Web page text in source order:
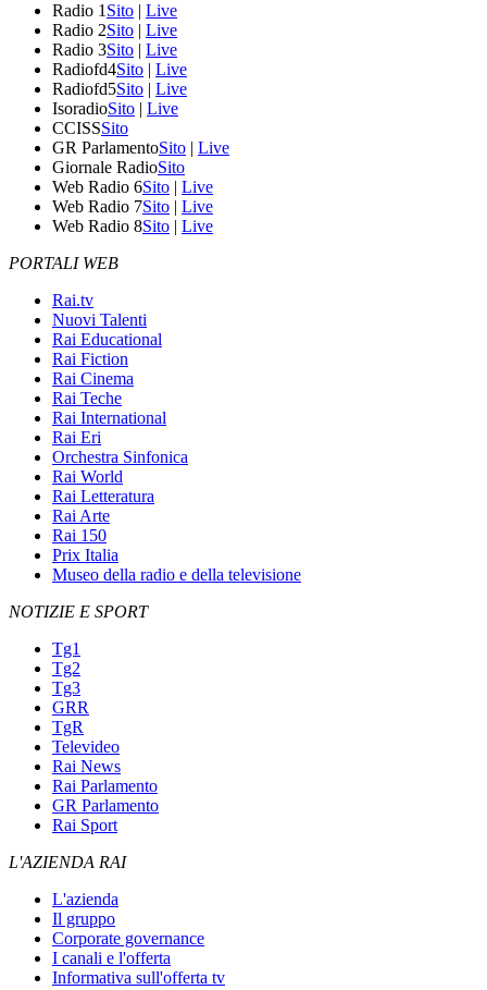
Radio 1 Sito | Live
Radio 2Sito | Live
Radio 3Sito | Live
Radiofd4Sito | Live
Radiofd5Sito | Live
IsoradioSito | Live
CCISSSito
GR ParlamentoSito | Live
Giornale RadioSito
Web Radio 6Sito | Live
Web Radio 7Sito | Live
Web Radio 8Sito | Live
PORTALI WEB
Rai.tv
Nuovi Talenti
Rai Educational
Rai Fiction
Rai Cinema
Rai Teche
Rai International
Rai Eri
Orchestra Sinfonica
Rai World
Rai Letteratura
Rai Arte
Rai 150
Prix Italia
Museo della radio e della televisione
NOTIZIE E SPORT
Tg1
Tg2
Tg3
GRR
TgR
Televideo
Rai News
Rai Parlamento
GR Parlamento
Rai Sport
L'AZIENDA RAI
L'azienda
Il gruppo
Corporate governance
I canali e l'offerta
Informativa sull'offerta tv